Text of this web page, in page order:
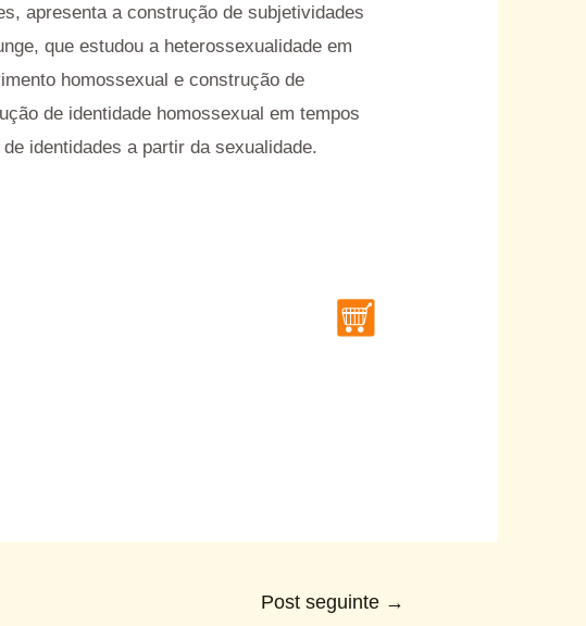
apresenta a construção de subjetividades
que estudou a heterossexualidade em
homossexual e construção de
de identidade homossexual em tempos
identidades a partir da sexualidade.
Post seguinte →